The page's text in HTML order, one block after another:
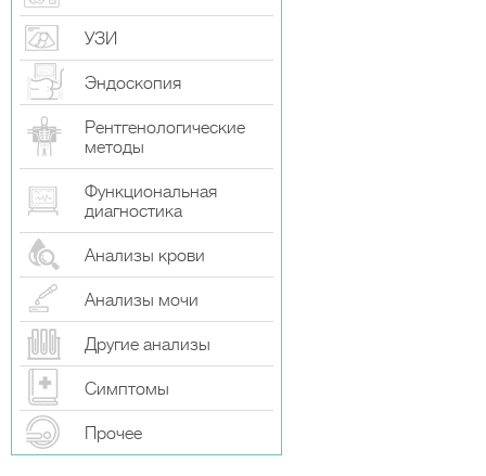
УЗИ
Эндоскопия
Рентгенологические
методы
Функциональная
диагностика
Анализы крови
Анализы мочи
Другие анализы
Симптомы
Прочeе